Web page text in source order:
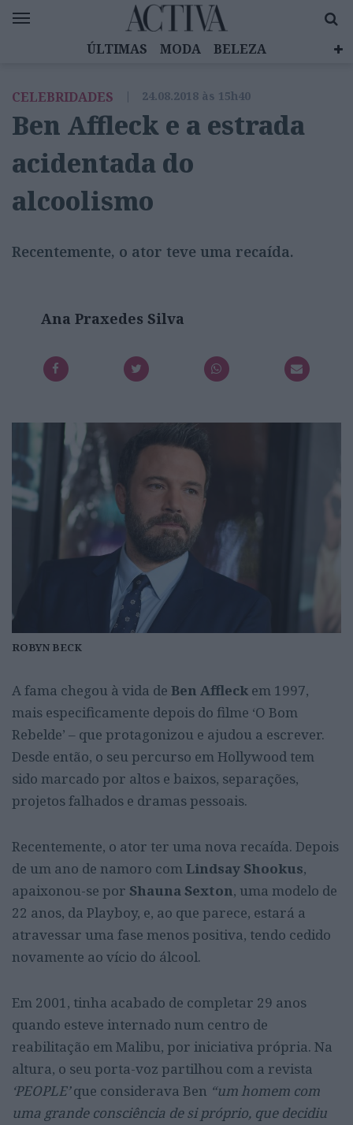
ÚLTIMAS MODA
BELEZA
EMOÇÕES
MULHERES INSPIRADORAS
DIZ QUEM SABE
ACTIVA BRAND STUDIO
CELEBRIDADES | 24.08.2018 às 15h40
Ben Affleck e a estrada
acidentada do
alcoolismo
Recentemente, o ator teve uma recaída.
Ana Praxedes Silva
ROBYN BECK
A fama chegou à vida de Ben Affleck em 1997,
mais especificamente depois do filme ‘O Bom
Rebelde’ – que protagonizou e ajudou a escrever.
Desde então, o seu percurso em Hollywood tem
sido marcado por altos e baixos, separações,
projetos falhados e dramas pessoais.
Recentemente, o ator ter uma nova recaída. Depois
de um ano de namoro comLindsay Shookus,
apaixonou-se por Shauna Sexton, uma modelo de
22 anos, da Playboy, e, ao que parece, estará a
atravessar uma fase menos positiva, tendo cedido
novamente ao vício do álcool.
Em 2001, tinha acabado de completar 29 anos
quando esteve internado num centro de
reabilitação em Malibu, por iniciativa própria. Na
altura, o seu porta-voz partilhou com a revista
‘PEOPLE’que considerava Ben “um homem com
uma grande consciência de si próprio, que decidiu